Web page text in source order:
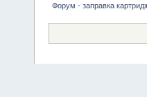
Форум - заправка